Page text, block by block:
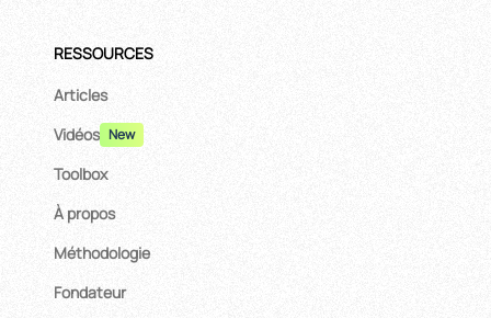
RESSOURCES
Articles
Vidéos New
Toolbox
À propos
Méthodologie
Fondateur